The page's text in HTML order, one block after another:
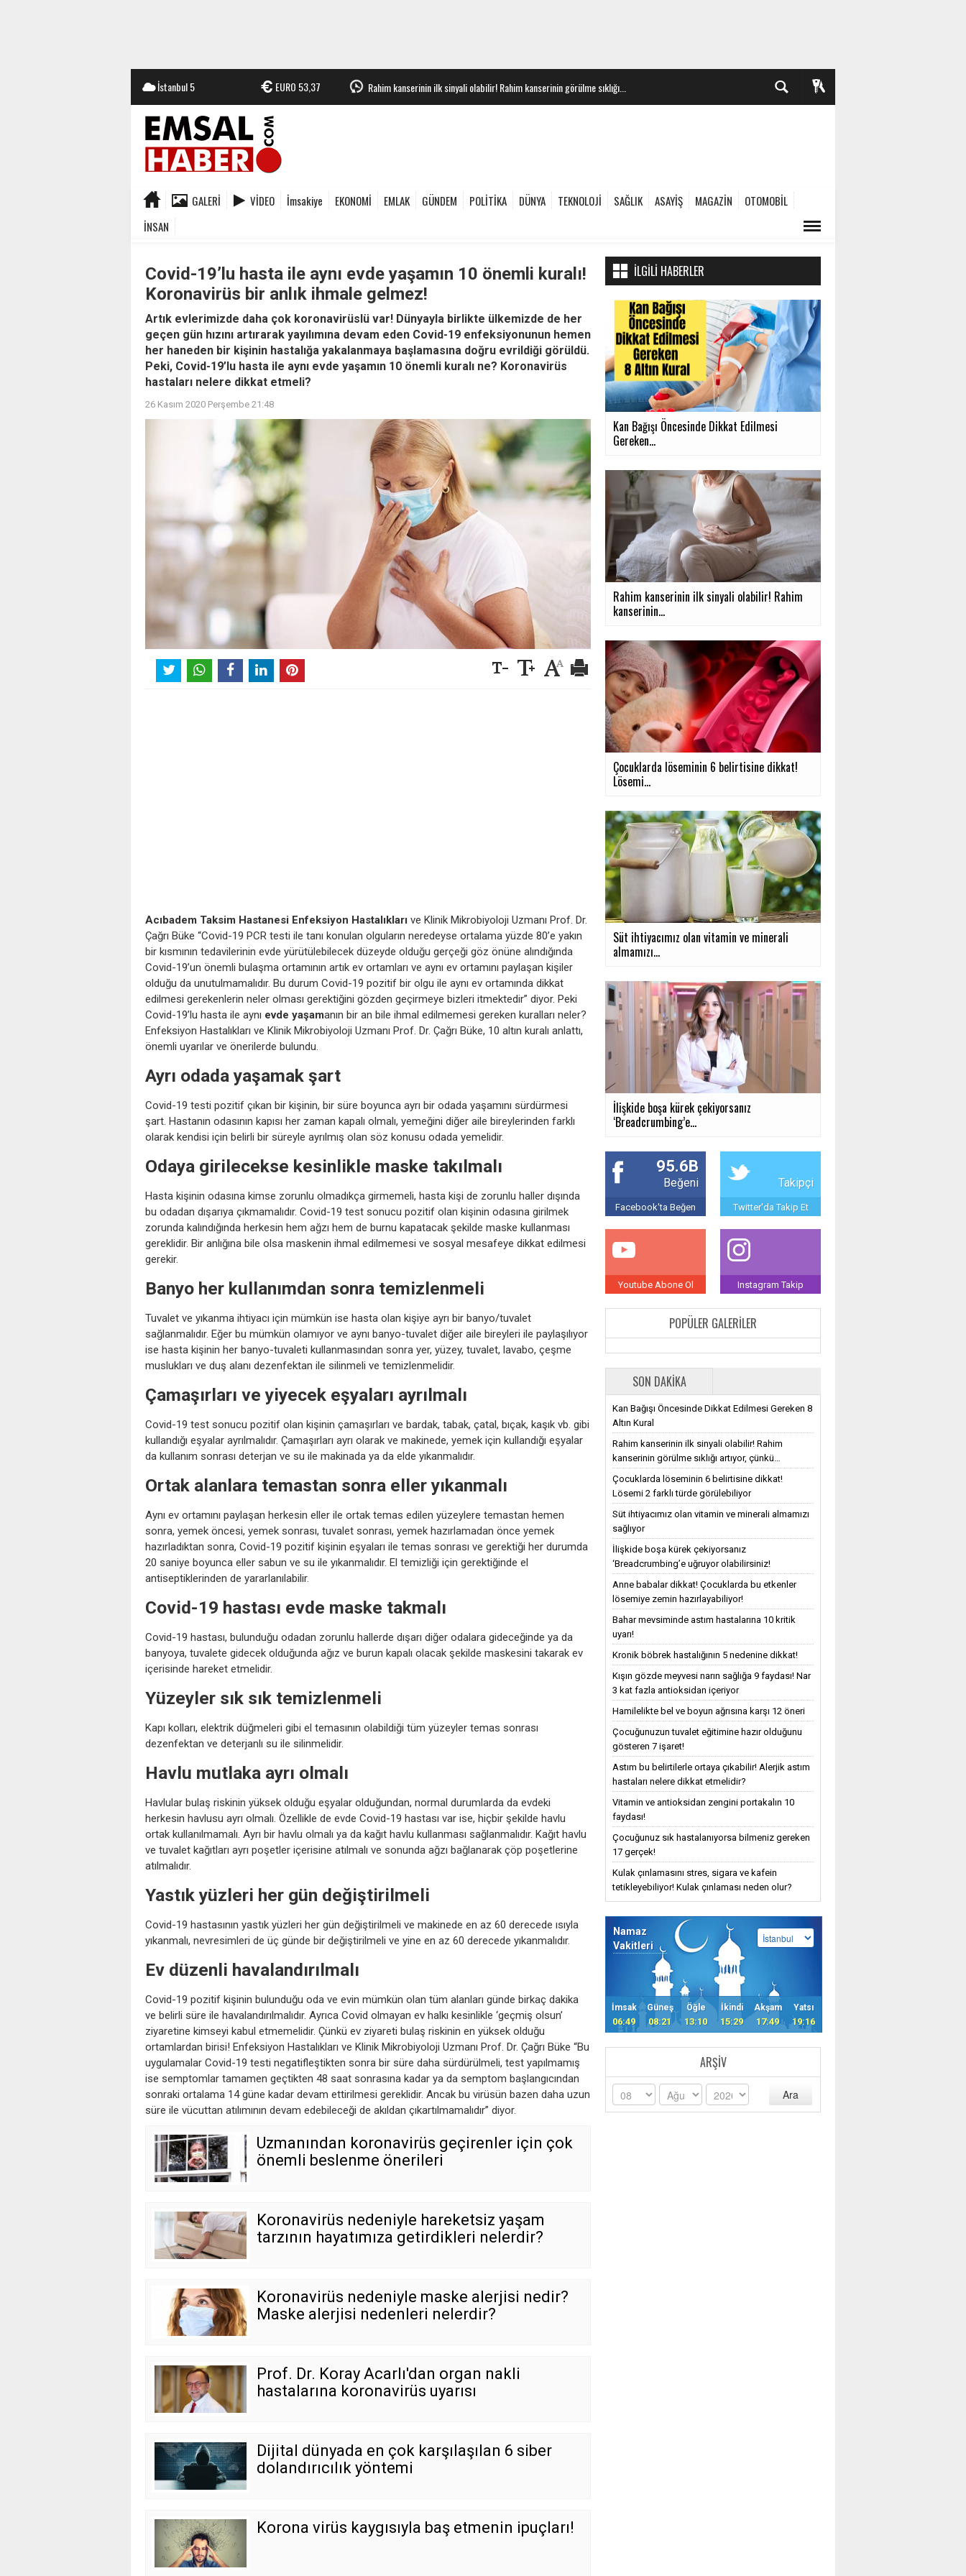
İstanbul5 EURO 53,37 Rahim kanserinin ilk sinyali olabilir! Rahim kanserinin görülme sıklığı...
GALERI VIDEO İmsakiye EKONOMİ EMLAK GÜNDEM POLİTİKA DÜNYA TEKNOLOJİ SAĞLIK ASAYİŞ MAGAZİN
OTOMOBİL
İNSAN
Covid-19’lu hasta ile aynı evde yaşamın 10 önemli kuralı!
Koronavirüs bir anlık ihmale gelmez!
Artık evlerimizde daha çok koronavirüslü var! Dünyayla birlikte ülkemizde de her
geçen gün hızını artırarak yayılımına devam eden Covid-19 enfeksiyonunun hemen
her haneden bir kişinin hastalığa yakalanmaya başlamasına doğru evrildiği görüldü.
Peki, Covid-19’lu hasta ile aynı evde yaşamın 10 önemli kuralı ne? Koronavirüs
hastaları nelere dikkat etmeli?
26 Kasım 2020 Perşembe 21:48
Acıbadem Taksim Hastanesi Enfeksiyon Hastalıkları ve Klinik Mikrobiyoloji Uzmanı Prof. Dr.
Çağrı Büke “Covid-19 PCR testi ile tanı konulan olguların neredeyse ortalama yüzde 80’e yakın
bir kısmının tedavilerinin evde yürütülebilecek düzeyde olduğu gerçeği göz önüne alındığında
Covid-19’un önemli bulaşma ortamının artık ev ortamları ve aynı ev ortamını paylaşan kişiler
olduğu da unutulmamalıdır. Bu durum Covid-19 pozitif bir olgu ile aynı ev ortamında dikkat
edilmesi gerekenlerin neler olması gerektiğini gözden geçirmeye bizleri itmektedir” diyor. Peki
Covid-19’lu hasta ile aynı evde yaşamanın bir an bile ihmal edilmemesi gereken kuralları neler?
Enfeksiyon Hastalıkları ve Klinik Mikrobiyoloji Uzmanı Prof. Dr. Çağrı Büke, 10 altın kuralı anlattı,
önemli uyarılar ve önerilerde bulundu.
Ayrı odada yaşamak şart
Covid-19 testi pozitif çıkan bir kişinin, bir süre boyunca ayrı bir odada yaşamını sürdürmesi
şart. Hastanın odasının kapısı her zaman kapalı olmalı, yemeğini diğer aile bireylerinden farklı
olarak kendisi için belirli bir süreyle ayrılmış olan söz konusu odada yemelidir.
Odaya girilecekse kesinlikle maske takılmalı
Hasta kişinin odasına kimse zorunlu olmadıkça girmemeli, hasta kişi de zorunlu haller dışında
bu odadan dışarıya çıkmamalıdır. Covid-19 test sonucu pozitif olan kişinin odasına girilmek
zorunda kalındığında herkesin hem ağzı hem de burnu kapatacak şekilde maske kullanması
gereklidir. Bir anlığına bile olsa maskenin ihmal edilmemesi ve sosyal mesafeye dikkat edilmesi
gerekir.
Banyo her kullanımdan sonra temizlenmeli
Tuvalet ve yıkanma ihtiyacı için mümkün ise hasta olan kişiye ayrı bir banyo/tuvalet
sağlanmalıdır. Eğer bu mümkün olamıyor ve aynı banyo-tuvalet diğer aile bireyleri ile paylaşılıyor
ise hasta kişinin her banyo-tuvaleti kullanmasından sonra yer, yüzey, tuvalet, lavabo, çeşme
muslukları ve duş alanı dezenfektan ile silinmeli ve temizlenmelidir.
Çamaşırları ve yiyecek eşyaları ayrılmalı
Covid-19 test sonucu pozitif olan kişinin çamaşırları ve bardak, tabak, çatal, bıçak, kaşık vb. gibi
kullandığı eşyalar ayrılmalıdır. Çamaşırları ayrı olarak ve makinede, yemek için kullandığı eşyalar
da kullanım sonrası deterjan ve su ile makinada ya da elde yıkanmalıdır.
Ortak alanlara temastan sonra eller yıkanmalı
Aynı ev ortamını paylaşan herkesin eller ile ortak temas edilen yüzeylere temastan hemen
sonra, yemek öncesi, yemek sonrası, tuvalet sonrası, yemek hazırlamadan önce yemek
hazırladıktan sonra, Covid-19 pozitif kişinin eşyaları ile temas sonrası ve gerektiği her durumda
20 saniye boyunca eller sabun ve su ile yıkanmalıdır. El temizliği için gerektiğinde el
antiseptiklerinden de yararlanılabilir.
Covid-19 hastası evde maske takmalı
Covid-19 hastası, bulunduğu odadan zorunlu hallerde dışarı diğer odalara gideceğinde ya da
banyoya, tuvalete gidecek olduğunda ağız ve burun kapalı olacak şekilde maskesini takarak ev
içerisinde hareket etmelidir.
Yüzeyler sık sık temizlenmeli
Kapı kolları, elektrik düğmeleri gibi el temasının olabildiği tüm yüzeyler temas sonrası
dezenfektan ve deterjanlı su ile silinmelidir.
Havlu mutlaka ayrı olmalı
Havlular bulaş riskinin yüksek olduğu eşyalar olduğundan, normal durumlarda da evdeki
herkesin havlusu ayrı olmalı. Özellikle de evde Covid-19 hastası var ise, hiçbir şekilde havlu
ortak kullanılmamalı. Ayrı bir havlu olmalı ya da kağıt havlu kullanması sağlanmalıdır. Kağıt havlu
ve tuvalet kağıtları ayrı poşetler içerisine atılmalı ve sonunda ağzı bağlanarak çöp poşetlerine
atılmalıdır.
Yastık yüzleri her gün değiştirilmeli
Covid-19 hastasının yastık yüzleri her gün değiştirilmeli ve makinede en az 60 derecede ısıyla
yıkanmalı, nevresimleri de üç günde bir değiştirilmeli ve yine en az 60 derecede yıkanmalıdır.
Ev düzenli havalandırılmalı
Covid-19 pozitif kişinin bulunduğu oda ve evin mümkün olan tüm alanları günde birkaç dakika
ve belirli süre ile havalandırılmalıdır. Ayrıca Covid olmayan ev halkı kesinlikle ‘geçmiş olsun’
ziyaretine kimseyi kabul etmemelidir. Çünkü ev ziyareti bulaş riskinin en yüksek olduğu
ortamlardan birisi! Enfeksiyon Hastalıkları ve Klinik Mikrobiyoloji Uzmanı Prof. Dr. Çağrı Büke “Bu
uygulamalar Covid-19 testi negatifleştikten sonra bir süre daha sürdürülmeli, test yapılmamış
ise semptomlar tamamen geçtikten 48 saat sonrasına kadar ya da semptom başlangıcından
sonraki ortalama 14 güne kadar devam ettirilmesi gereklidir. Ancak bu virüsün bazen daha uzun
süre ile vücuttan atılımının devam edebileceği de akıldan çıkartılmamalıdır” diyor.
Uzmanından koronavirüs geçirenler için çok
önemli beslenme önerileri
Koronavirüs nedeniyle hareketsiz yaşam
tarzının hayatımıza getirdikleri nelerdir?
Koronavirüs nedeniyle maske alerjisi nedir?
Maske alerjisi nedenleri nelerdir?
Prof. Dr. Koray Acarlı'dan organ nakli
hastalarına koronavirüs uyarısı
Dijital dünyada en çok karşılaşılan 6 siber
dolandırıcılık yöntemi
Korona virüs kaygısıyla baş etmenin ipuçları!
İLGILI HABERLER
Kan Bağışı Öncesinde Dikkat Edilmesi
Gereken...
Rahim kanserinin ilk sinyali olabilir! Rahim
kanserinin...
Çocuklarda löseminin 6 belirtisine dikkat!
Lösemi...
Süt ihtiyacımız olan vitamin ve minerali
almamızı...
İlişkide boşa kürek çekiyorsanız
‘Breadcrumbing’e...
95.6B
Beğeni
Facebook'ta Beğen
Takipçi
Twitter'da Takip Et
Youtube Abone Ol Instagram Takip
POPÜLER GALERILER
SON DAKIKA
Kan Bağışı Öncesinde Dikkat Edilmesi Gereken 8
Altın Kural
Rahim kanserinin ilk sinyali olabilir! Rahim
kanserinin görülme sıklığı artıyor, çünkü…
Çocuklarda löseminin 6 belirtisine dikkat!
Lösemi 2 farklı türde görülebiliyor
Süt ihtiyacımız olan vitamin ve minerali almamızı
sağlıyor
İlişkide boşa kürek çekiyorsanız
‘Breadcrumbing’e uğruyor olabilirsiniz!
Anne babalar dikkat! Çocuklarda bu etkenler
lösemiye zemin hazırlayabiliyor!
Bahar mevsiminde astım hastalarına 10 kritik
uyarı!
Kronik böbrek hastalığının 5 nedenine dikkat!
Kışın gözde meyvesi narın sağlığa 9 faydası! Nar
3 kat fazla antioksidan içeriyor
Hamilelikte bel ve boyun ağrısına karşı 12 öneri
Çocuğunuzun tuvalet eğitimine hazır olduğunu
gösteren 7 işaret!
Astım bu belirtilerle ortaya çıkabilir! Alerjik astım
hastaları nelere dikkat etmelidir?
Vitamin ve antioksidan zengini portakalın 10
faydası!
Çocuğunuz sık hastalanıyorsa bilmeniz gereken
17 gerçek!
Kulak çınlamasını stres, sigara ve kafein
tetikleyebiliyor! Kulak çınlaması neden olur?
Namaz
Vakitleri
İmsak Güneş Öğle İkindi Akşam Yatsı
06:49 08:21 13:10 15:29 17:49 19:16
ARŞIV
Ara